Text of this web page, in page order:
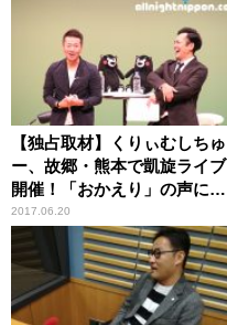
【独占取材】くりぃむしちゅ
ー、故郷・熊本で凱旋ライブ
開催！「おかえり」の声に感
動の輪が広がる
2017.06.20